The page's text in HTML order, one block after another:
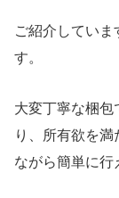
ご紹介していま
す。
大変丁寧な梱包
り、所有欲を
ながら簡単に行